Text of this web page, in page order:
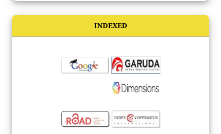
INDEXED